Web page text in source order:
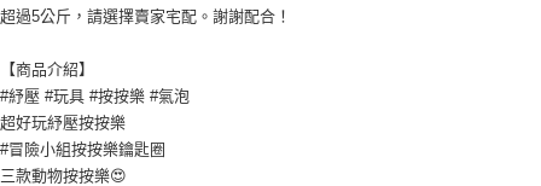
超過5公斤，請選擇賣家宅配。謝謝配合！
【商品介紹】
#紓壓 #玩具 #按按樂 #氣泡
超好玩紓壓按按樂
#冒險小組按按樂鑰匙圈
三款動物按按樂😍